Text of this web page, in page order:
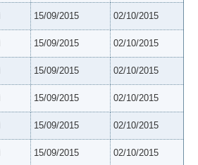
15/09/2015 02/10/2015
15/09/2015 02/10/2015
15/09/2015 02/10/2015
15/09/2015 02/10/2015
15/09/2015 02/10/2015
15/09/2015 02/10/2015